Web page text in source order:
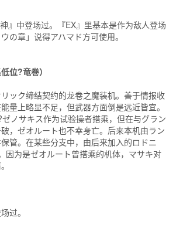
』中登场过。『EX』里基本是作为敌人登场
の章」说得アハマド方可使用。
位?竜巻）
ック缔结契约的龙卷之魔装机。善于情报收
量上略显不足，但武器方面倒是远近皆宜。
ノサキス作为试验操者搭乘，但在与グラン
，ゼオルート也不幸身亡。后来本机由ラン
管。在某些分支中，由后来加入的ロドニ
因为是ゼオルート曾搭乘的机体，マサキ对
过。